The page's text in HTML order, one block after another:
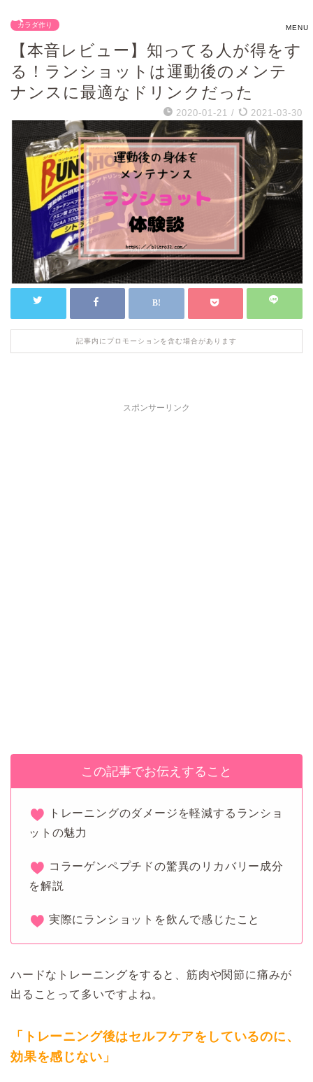
カラダ作り
【本音レビュー】知ってる人が得をす
る！ランショットは運動後のメンテ
ナンスに最適なドリンクだった
2020-01-21 / 2021-03-30
記事内にプロモーションを含む場合があります
スポンサーリンク
この記事でお伝えすること
トレーニングのダメージを軽減するランショ
ットの魅力
コラーゲンペプチドの驚異のリカバリー成分
を解説
実際にランショットを飲んで感じたこと
ハードなトレーニングをすると、筋肉や関節に痛みが
出ることって多いですよね。
「トレーニング後はセルフケアをしているのに、
効果を感じない」